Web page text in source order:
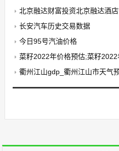
北京融达财富投资北京融达酒
长安汽车历史交易数据
今日95号汽油价格
菜籽2022年价格预估;菜籽
衢州江山gdp_衢州江山市天气